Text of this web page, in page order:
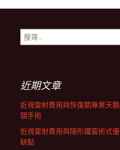
導
航
列
搜
尋
近期文章
近視雷射費用與恢復期專業天鵝
頸手術
近視雷射費用與隱形鐵窗術式優
缺點